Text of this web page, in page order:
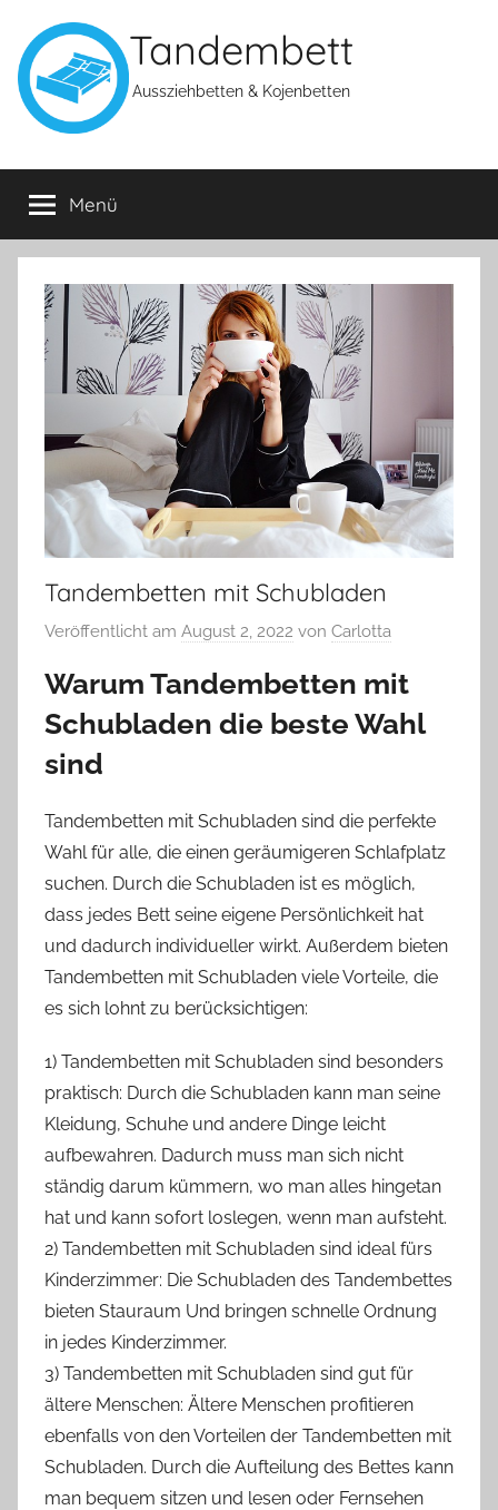
Inhalt
springen
Tandembett
Aussziehbetten & Kojenbetten
Menü
Tandembetten mit Schubladen
Veröffentlicht am August 2, 2022 von Carlotta
Warum Tandembetten mit
Schubladen die beste Wahl
sind
Tandembetten mit Schubladen sind die perfekte
Wahl für alle, die einen geräumigeren Schlafplatz
suchen. Durch die Schubladen ist es möglich,
dass jedes Bett seine eigene Persönlichkeit hat
und dadurch individueller wirkt. Außerdem bieten
Tandembetten mit Schubladen viele Vorteile, die
es sich lohnt zu berücksichtigen:
1) Tandembetten mit Schubladen sind besonders
praktisch: Durch die Schubladen kann man seine
Kleidung, Schuhe und andere Dinge leicht
aufbewahren. Dadurch muss man sich nicht
ständig darum kümmern, wo man alles hingetan
hat und kann sofort loslegen, wenn man aufsteht.
2) Tandembetten mit Schubladen sind ideal fürs
Kinderzimmer: Die Schubladen des Tandembettes
bieten Stauraum Und bringen schnelle Ordnung
in jedes Kinderzimmer.
3) Tandembetten mit Schubladen sind gut für
ältere Menschen: Ältere Menschen profitieren
ebenfalls von den Vorteilen der Tandembetten mit
Schubladen. Durch die Aufteilung des Bettes kann
man bequem sitzen und lesen oder Fernsehen